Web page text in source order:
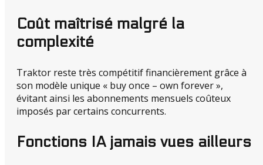
Coût maîtrisé malgré la
complexité
Traktor reste très compétitif financièrement grâce à
son modèle unique « buy once – own forever »,
évitant ainsi les abonnements mensuels coûteux
imposés par certains concurrents.
Fonctions IA jamais vues ailleurs